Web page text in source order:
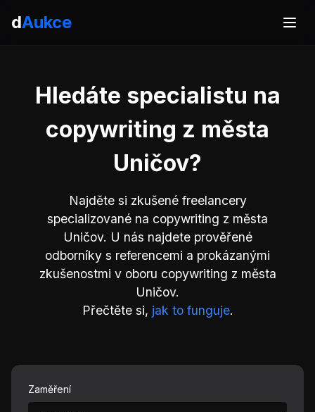
dAukce
Hledáte specialistu na
copywriting z města
Uničov?
Najděte si zkušené freelancery
specializované na copywriting z města
Uničov. U nás najdete prověřené
odborníky s referencemi a prokázanými
zkušenostmi v oboru copywriting z města
Uničov.
Přečtěte si, jak to funguje.
Zaměření